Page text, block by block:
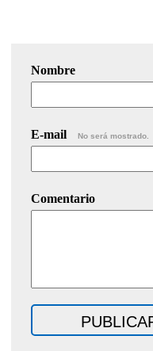
Nombre
E-mail No será mostrado.
Comentario